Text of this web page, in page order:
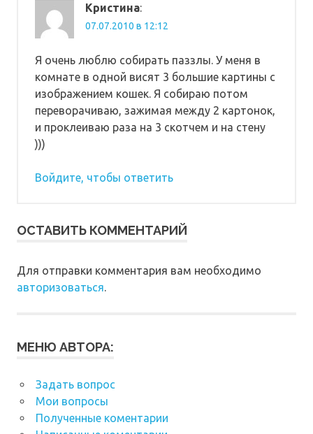
Кристина:
07.07.2010 в 12:12
Я очень люблю собирать паззлы. У меня в
комнате в одной висят 3 большие картины с
изображением кошек. Я собираю потом
переворачиваю, зажимая между 2 картонок,
и проклеиваю раза на 3 скотчем и на стену
)))
Войдите, чтобы ответить
ОСТАВИТЬ КОММЕНТАРИЙ
Для отправки комментария вам необходимо
авторизоваться.
МЕНЮ АВТОРА:
Задать вопрос
Мои вопросы
Полученные коментарии